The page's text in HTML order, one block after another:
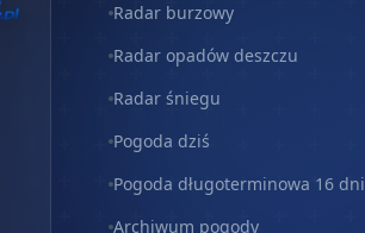
Radar burzowy
Radar opadów deszczu
Radar śniegu
Pogoda dziś
Pogoda długoterminowa 16 dni
Archiwum pogody